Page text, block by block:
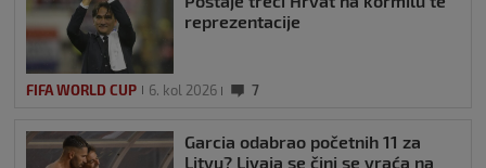
reprezentacije
FIFA WORLD CUP 6. kol 2026 7
Garcia odabrao početnih 11 za
Litvu? Livaja se čini se vraća na